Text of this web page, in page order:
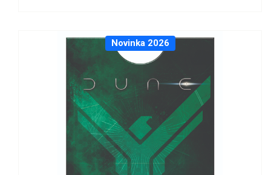
Novinka 2026